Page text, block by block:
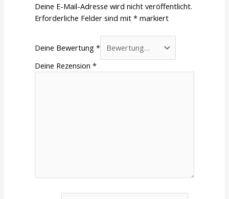
Deine E-Mail-Adresse wird nicht veröffentlicht.
Erforderliche Felder sind mit* markiert
Deine Bewertung*
Deine Rezension*